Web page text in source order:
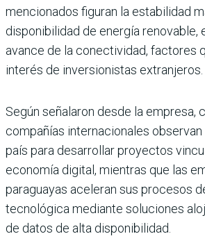
mencionados figuran la estabilidad
disponibilidad de energía renovable,
avance de la conectividad, factores
interés de inversionistas extranjeros.
Según señalaron desde la empresa,
compañías internacionales
país para desarrollar proyectos
economía digital, mientras que las
paraguayas aceleran sus procesos
tecnológica mediante soluciones
de datos de alta disponibilidad.